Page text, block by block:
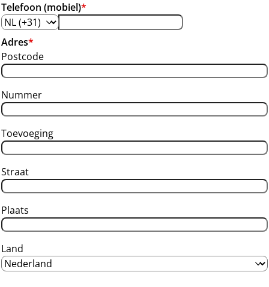
Telefoon (mobiel)*
Adres*
Postcode
Nummer
Toevoeging
Straat
Plaats
Land